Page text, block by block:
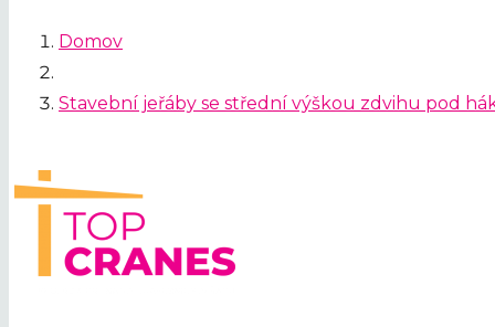
Domov
Stavební jeřáby se střední výškou zdvihu pod